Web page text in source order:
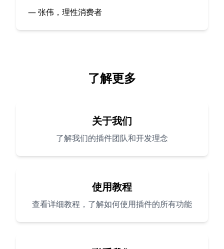
— 张伟，理性消费者
了解更多
关于我们
了解我们的插件团队和开发理念
使用教程
查看详细教程，了解如何使用插件的所有功能